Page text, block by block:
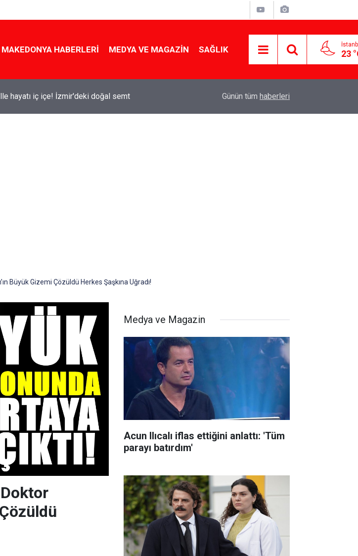
MAKEDONYA HABERLERI MEDYA VE MAGAZIN SAĞLIK 23
hayatı iç içe! İzmir'deki doğal semt
yapmanın sırrı
Günün tüm haberleri
Büyük Gizemi Çözüldü Herkes Şaşkına Uğradı!
Medya ve Magazin
Acun Ilıcalı iflas ettiğini anlattı: 'Tüm
parayı batırdım'